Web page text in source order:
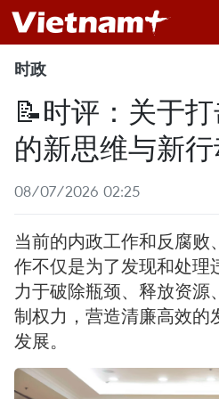
时政
📝时评：关于
的新思维与新
08/07/2026 02:25
当前的内政工作和反腐败
作不仅是为了发现和处理
力于破除瓶颈、释放资源
制权力，营造清廉高效的
发展。